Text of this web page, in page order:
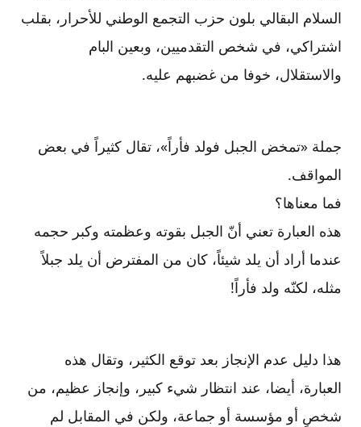
السلام البقالي بلون حزب التجمع الوطني للأحرار، بقلب
اشتراكي، في شخص التقدميين، وبعين البام
والاستقلال، خوفا من غضبهم عليه.
جملة «تمخض الجبل فولد فأراً»، تقال كثيراً في بعض
المواقف.
فما معناها؟
هذه العبارة تعني أنّ الجبل بقوته وعظمته وكبر حجمه
عندما أراد أن يلد شيئاً، كان من المفترض أن يلد جبلاً
مثله، لكنّه ولد فأراً!
هذا دليل عدم الإنجاز بعد توقع الكثير، وتقال هذه
العبارة، أيضا، عند انتظار شيء كبير، وإنجاز عظيم، من
شخصٍ أو مؤسسة أو جماعة، ولكن في المقابل لم